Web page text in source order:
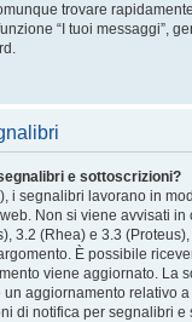
trovare
“I tuoi messaggi”,
e sottoscrizioni?
i segnalibri lavorano in
Non si viene avvisati in
3.2 (Rhea) e 3.3
È possibile
viene aggiornato. La
un aggiornamento relativo
di notifica per segnalibri e